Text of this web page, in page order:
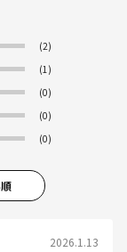
(2)
(1)
(0)
(0)
(0)
2026.1.13